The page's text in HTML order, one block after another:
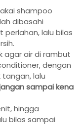
shampoo
dibasahi
perlahan, lalu bilas
agar air di rambut
dengan
tangan, lalu
sampai kena
hingga
bilas sampai